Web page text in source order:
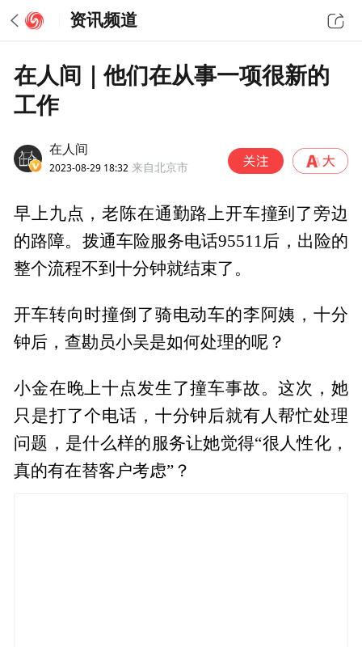
资讯频道
在人间｜他们在从事一项很新的
工作
在人间
2023-08-29 18:32 来自北京市
早上九点，老陈在通勤路上开车撞到了旁边
的路障。拨通车险服务电话95511后，出险的
整个流程不到十分钟就结束了。
开车转向时撞倒了骑电动车的李阿姨，十分
钟后，查勘员小吴是如何处理的呢？
小金在晚上十点发生了撞车事故。这次，她
只是打了个电话，十分钟后就有人帮忙处理
问题，是什么样的服务让她觉得“很人性化，
真的有在替客户考虑”？